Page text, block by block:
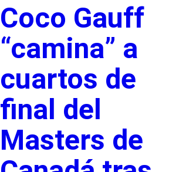
Coco Gauff
“camina” a
cuartos de
final del
Masters de